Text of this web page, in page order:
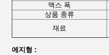
맥스 폭
상품 종류
재료
에지형 :